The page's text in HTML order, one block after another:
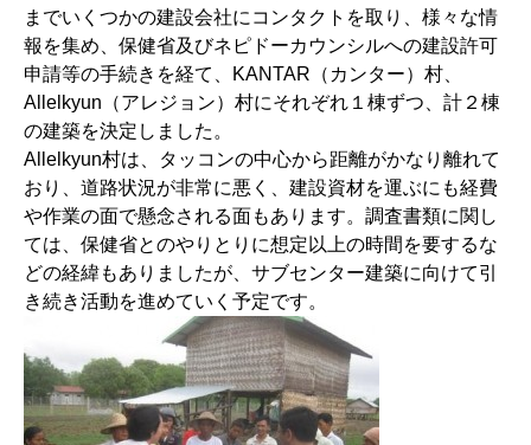
までいくつかの建設会社にコンタクトを取り、様々な情
報を集め、保健省及びネピドーカウンシルへの建設許可
申請等の手続きを経て、KANTAR（カンター）村、
Allelkyun（アレジョン）村にそれぞれ１棟ずつ、計２棟
の建築を決定しました。
Allelkyun村は、タッコンの中心から距離がかなり離れて
おり、道路状況が非常に悪く、建設資材を運ぶにも経費
や作業の面で懸念される面もあります。調査書類に関し
ては、保健省とのやりとりに想定以上の時間を要するな
どの経緯もありましたが、サブセンター建築に向けて引
き続き活動を進めていく予定です。